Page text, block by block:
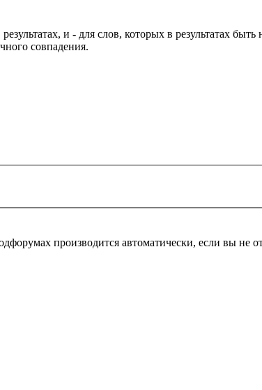
и - для слов, которых в результатах
совпадения.
производится автоматически, если вы